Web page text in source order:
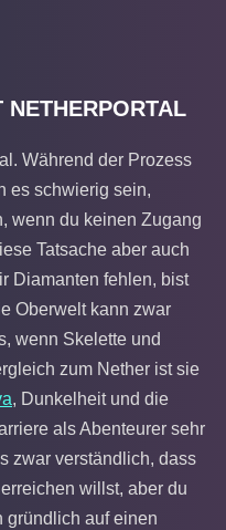
NETHERPORTAL
Während der Prozess
es schwierig sein,
wenn du keinen Zugang
Tatsache aber auch
Diamanten fehlen, bist
Oberwelt kann zwar
wenn Skelette und
zum Nether ist sie
, Dunkelheit und die
als Abenteurer sehr
zwar verständlich, dass
willst, aber du
gründlich auf einen